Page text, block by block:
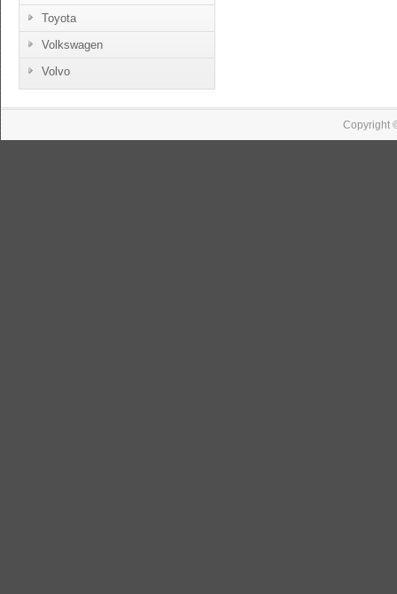
Toyota
Volkswagen
Volvo
Copyright